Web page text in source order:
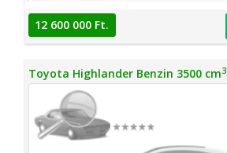
12 600 000 Ft.
Toyota Highlander Benzin 3500 cm3